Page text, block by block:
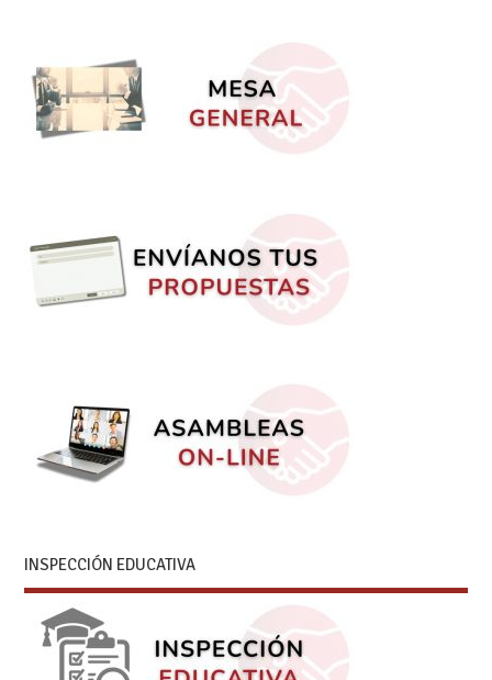
INSPECCIÓN EDUCATIVA